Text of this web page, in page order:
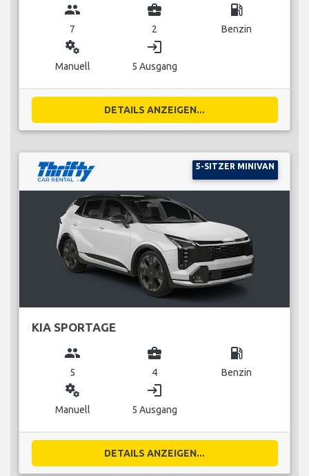
group
7
business_center
2
local_gas_station
Benzin
miscellaneous_services
Manuell
login
5 Ausgang
DETAILS ANZEIGEN...
5-SITZER MINIVAN
KIA SPORTAGE
group
5
business_center
4
local_gas_station
Benzin
miscellaneous_services
Manuell
login
5 Ausgang
DETAILS ANZEIGEN...